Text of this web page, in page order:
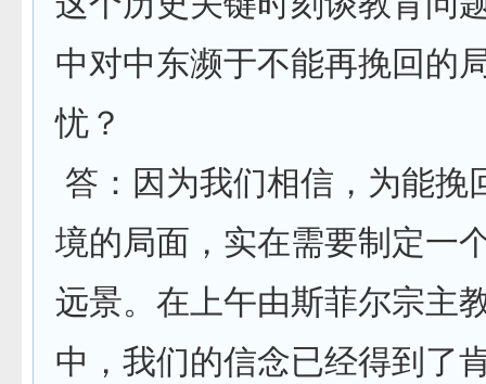
中对中东濒于不能再挽回的
忧？
答：因为我们相信，为能挽
境的局面，实在需要制定一
远景。在上午由斯菲尔宗主
中，我们的信念已经得到了